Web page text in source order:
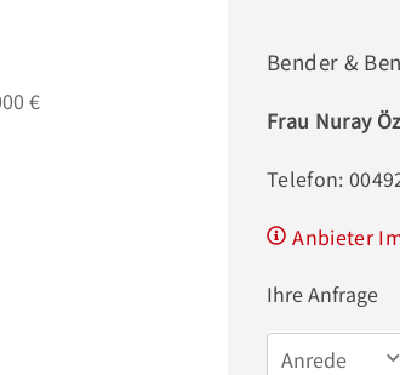
€
Bender &
Frau Nuray
Telefon:
Anbieter
Ihre Anfrage
Anrede